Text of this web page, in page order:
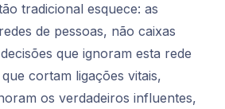
tradicional esquece: as
de pessoas, não caixas
que ignoram esta rede
cortam ligações vitais,
os verdadeiros influentes,